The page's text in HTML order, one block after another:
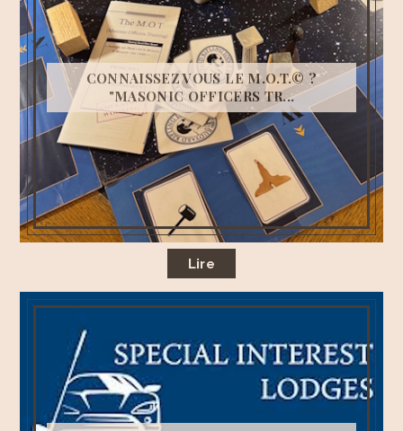
CONNAISSEZ VOUS LE M.O.T.© ?
"MASONIC OFFICERS TR...
Lire